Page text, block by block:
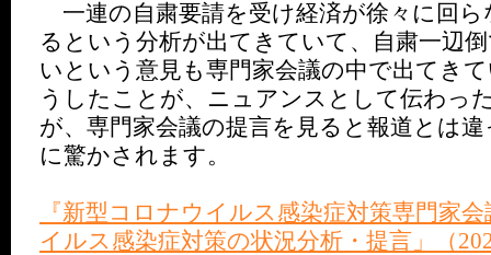
一連の自粛要請を受け経済が徐々に回
るという分析が出てきていて、自粛一辺
いという意見も専門家会議の中で出てき
うしたことが、ニュアンスとして伝わっ
が、専門家会議の提言を見ると報道とは
に驚かされます。
『新型コロナウイルス感染症対策専門家
イルス感染症対策の状況分析・提言」（